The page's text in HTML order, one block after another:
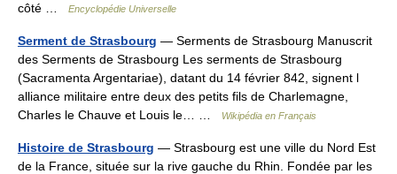
côté …
Encyclopédie Universelle
Serment de Strasbourg — Serments de Strasbourg Manuscrit
des Serments de Strasbourg Les serments de Strasbourg
(Sacramenta Argentariae), datant du 14 février 842, signent l
alliance militaire entre deux des petits fils de Charlemagne,
Charles le Chauve et Louis le… …
Wikipédia en Français
Histoire de Strasbourg — Strasbourg est une ville du Nord Est
de la France, située sur la rive gauche du Rhin. Fondée par les